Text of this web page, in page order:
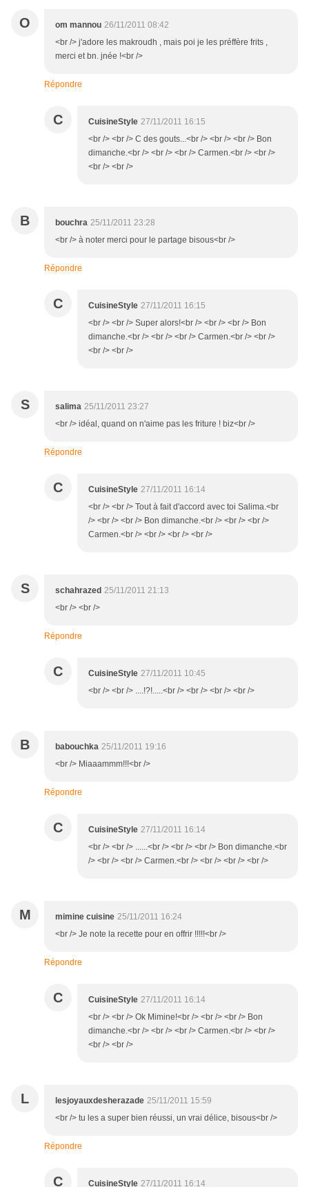
O om mannou 26/11/2011 08:42
<br /> j'adore les makroudh , mais poi je les préffère frits ,
merci et bn. jnée !<br />
Répondre
C CuisineStyle 27/11/2011 16:15
<br /> <br /> C des gouts...<br /> <br /> <br /> Bon
dimanche.<br /> <br /> <br /> Carmen.<br /> <br />
<br /> <br />
B bouchra 25/11/2011 23:28
<br /> à noter merci pour le partage bisous<br />
Répondre
C CuisineStyle 27/11/2011 16:15
<br /> <br /> Super alors!<br /> <br /> <br /> Bon
dimanche.<br /> <br /> <br /> Carmen.<br /> <br />
<br /> <br />
S salima 25/11/2011 23:27
<br /> idéal, quand on n'aime pas les friture ! biz<br />
Répondre
C CuisineStyle 27/11/2011 16:14
<br /> <br /> Tout à fait d'accord avec toi Salima.<br
/> <br /> <br /> Bon dimanche.<br /> <br /> <br />
Carmen.<br /> <br /> <br /> <br />
S schahrazed 25/11/2011 21:13
<br /> <br />
Répondre
C CuisineStyle 27/11/2011 10:45
<br /> <br /> ....!?!.....<br /> <br /> <br /> <br />
B babouchka 25/11/2011 19:16
<br /> Miaaammm!!!<br />
Répondre
C CuisineStyle 27/11/2011 16:14
<br /> <br /> ......<br /> <br /> <br /> Bon dimanche.<br
/> <br /> <br /> Carmen.<br /> <br /> <br /> <br />
M mimine cuisine 25/11/2011 16:24
<br /> Je note la recette pour en offrir !!!!!<br />
Répondre
C CuisineStyle 27/11/2011 16:14
<br /> <br /> Ok Mimine!<br /> <br /> <br /> Bon
dimanche.<br /> <br /> <br /> Carmen.<br /> <br />
<br /> <br />
L lesjoyauxdesherazade 25/11/2011 15:59
<br /> tu les a super bien réussi, un vrai délice, bisous<br />
Répondre
C CuisineStyle 27/11/2011 16:14